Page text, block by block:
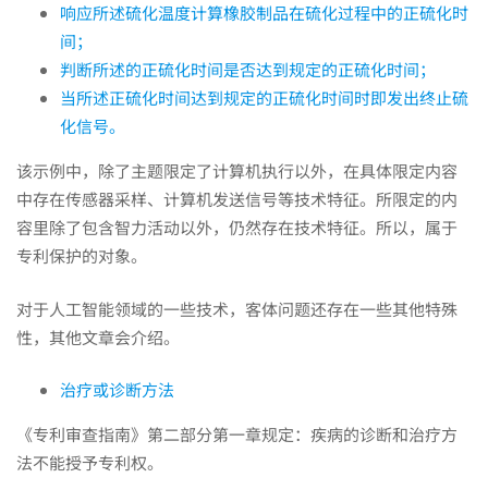
响应所述硫化温度计算橡胶制品在硫化过程中的正硫化时
间；
判断所述的正硫化时间是否达到规定的正硫化时间；
当所述正硫化时间达到规定的正硫化时间时即发出终止硫
化信号。
该示例中，除了主题限定了计算机执行以外，在具体限定内容
中存在传感器采样、计算机发送信号等技术特征。所限定的内
容里除了包含智力活动以外，仍然存在技术特征。所以，属于
专利保护的对象。
对于人工智能领域的一些技术，客体问题还存在一些其他特殊
性，其他文章会介绍。
治疗或诊断方法
《专利审查指南》第二部分第一章规定：疾病的诊断和治疗方
法不能授予专利权。